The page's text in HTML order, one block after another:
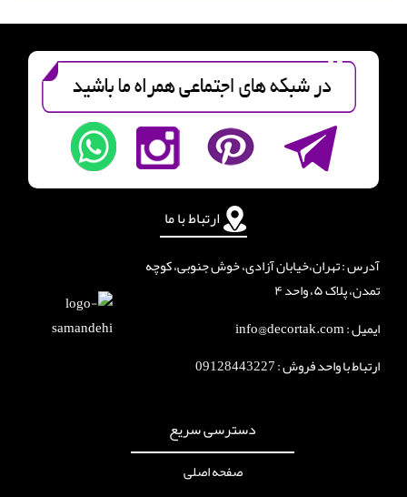
دسترسی سریع
صفحه اصلی
ارتباط با ما
آدرس : تهران،خیابان آزادی، خوش جنوبی، کوچه
تمدن، پلاک ۵، واحد ۴
ایمیل : info@decortak.com
ارتباط با واحد فروش :09128443227